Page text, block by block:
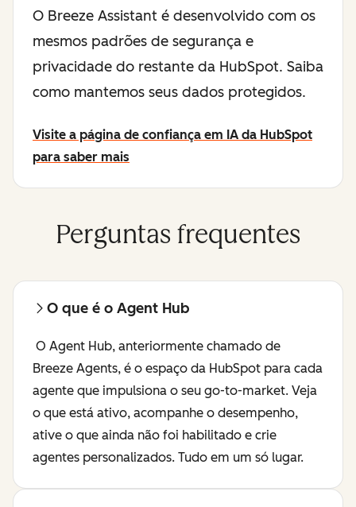
O Breeze Assistant é desenvolvido com os
mesmos padrões de segurança e
privacidade do restante da HubSpot. Saiba
como mantemos seus dados protegidos.
Visite a página de confiança em IA da HubSpot
para saber mais
Perguntas frequentes
O que é o Agent Hub
O Agent Hub, anteriormente chamado de
Breeze Agents, é o espaço da HubSpot para cada
agente que impulsiona o seu go-to-market. Veja
o que está ativo, acompanhe o desempenho,
ative o que ainda não foi habilitado e crie
agentes personalizados. Tudo em um só lugar.